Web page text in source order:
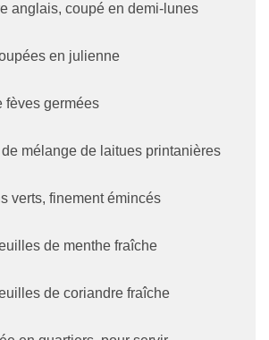
anglais, coupé en demi-lunes
en julienne
fèves germées
mélange de laitues printanières
verts, finement émincés
de menthe fraîche
de coriandre fraîche